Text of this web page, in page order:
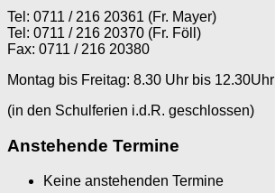
Tel: 0711 / 216 20361 (Fr. Mayer)
Tel: 0711 / 216 20370 (Fr. Föll)
Fax: 0711 / 216 20380
Montag bis Freitag: 8.30 Uhr bis 12.30Uhr
(in den Schulferien i.d.R. geschlossen)
Anstehende Termine
Keine anstehenden Termine